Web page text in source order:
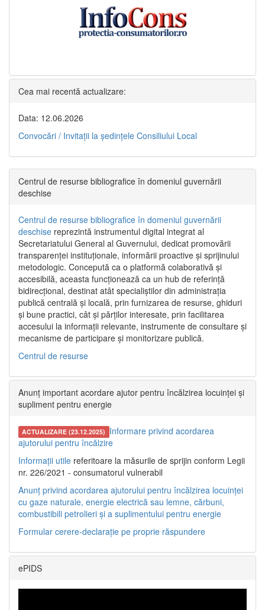
Cea mai recentă actualizare:
Data: 12.06.2026
Convocări / Invitaţii la şedinţele Consiliului Local
Centrul de resurse bibliografice în domeniul guvernării
deschise
Centrul de resurse bibliografice în domeniul guvernării
deschise reprezintă instrumentul digital integrat al
Secretariatului General al Guvernului, dedicat promovării
transparenței instituționale, informării proactive și sprijinului
metodologic. Concepută ca o platformă colaborativă și
accesibilă, aceasta funcționează ca un hub de referință
bidirecțional, destinat atât specialiștilor din administrația
publică centrală și locală, prin furnizarea de resurse, ghiduri
și bune practici, cât și părților interesate, prin facilitarea
accesului la informații relevante, instrumente de consultare și
mecanisme de participare și monitorizare publică.
Centrul de resurse
Anunț important acordare ajutor pentru încălzirea locuinței și
supliment pentru energie
ACTUALIZARE (23.12.2025) Informare privind acordarea
ajutorului pentru încălzire
Informații utile referitoare la măsurile de sprijin conform Legii
nr. 226/2021 - consumatorul vulnerabil
Anunț privind acordarea ajutorului pentru încălzirea locuinței
cu gaze naturale, energie electrică sau lemne, cărbuni,
combustibili petrolieri și a suplimentului pentru energie
Formular cerere-declarație pe proprie răspundere
ePIDS